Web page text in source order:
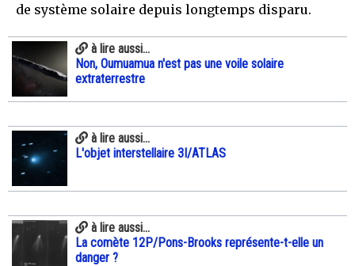
de système solaire depuis longtemps disparu.
à lire aussi...
Non, Oumuamua n'est pas une voile solaire
extraterrestre
à lire aussi...
L'objet interstellaire 3I/ATLAS
à lire aussi...
La comète 12P/Pons-Brooks représente-t-elle un
danger ?